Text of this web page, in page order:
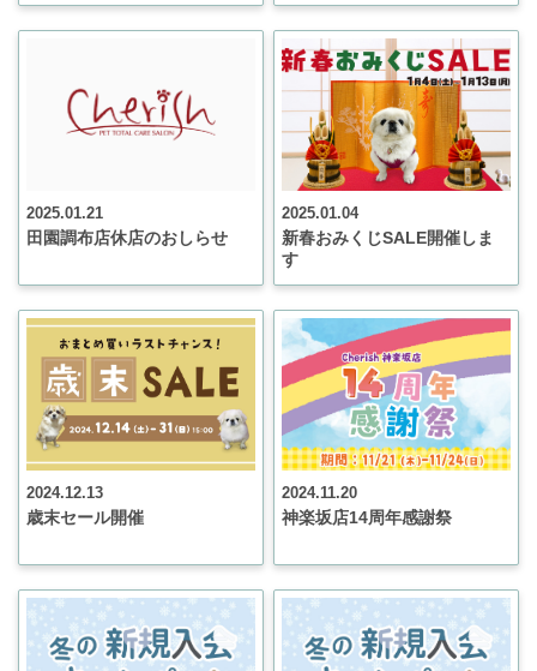
2025.01.21
田園調布店休店のおしらせ
2025.01.04
新春おみくじSALE開催しま
す
2024.12.13
歳末セール開催
2024.11.20
神楽坂店14周年感謝祭